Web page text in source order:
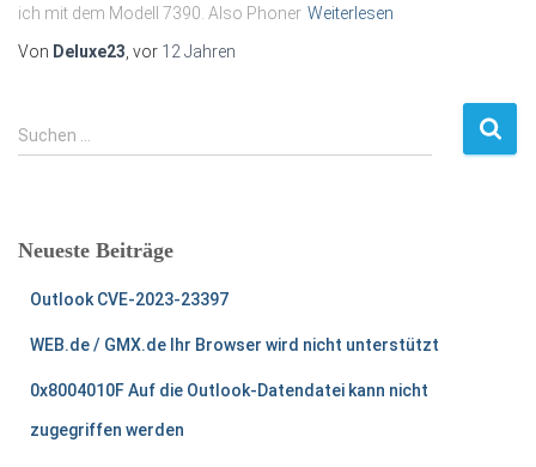
ich mit dem Modell 7390. Also Phoner Weiterlesen
Von Deluxe23 , vor 12 Jahren
S
u
n
Suchen …
Neueste Beiträge
Outlook CVE-2023-23397
WEB.de / GMX.de Ihr Browser wird nicht unterstützt
0x8004010F Auf die Outlook-Datendatei kann nicht
zugegriffen werden